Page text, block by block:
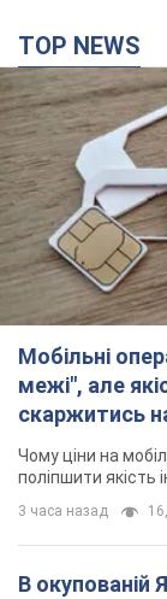
TOP NEWS
Мобільні
межі", але
скаржитись
Чому ціни на
поліпшити якість
3 часа назад
В окупованій